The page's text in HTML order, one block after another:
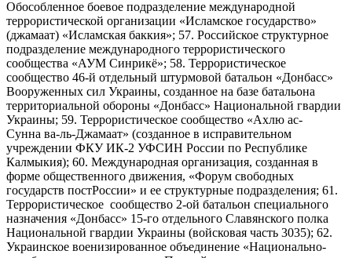
Обособленное боевое подразделение международной
террористической организации «Исламское государство»
(джамаат) «Исламская баккия»; 57. Российское структурное
подразделение международного террористического
сообщества «АУМ Синрикё»; 58. Террористическое
сообщество 46-й отдельный штурмовой батальон «Донбасс»
Вооруженных сил Украины, созданное на базе батальона
территориальной обороны «Донбасс» Национальной гвардии
Украины; 59. Террористическое сообщество «Ахлю ас-
Сунна ва-ль-Джамаат» (созданное в исправительном
учреждении ФКУ ИК-2 УФСИН России по Республике
Калмыкия); 60. Международная организация, созданная в
форме общественного движения, «Форум свободных
государств постРоссии» и ее структурные подразделения; 61.
Террористическое сообщество 2-ой батальон специального
назначения «Донбасс» 15-го отдельного Славянского полка
Национальной гвардии Украины (войсковая часть 3035); 62.
Украинское военизированное объединение «Национально-